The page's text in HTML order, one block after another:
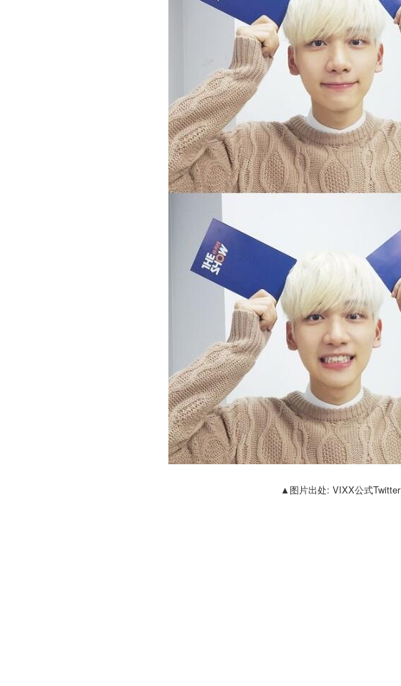
▲图片出处: VIXX公式Twitter